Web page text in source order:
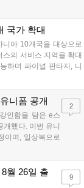
유명 코스어 7인이 캐릭
국가 확대
니아 10개국을 대상으로
의 서비스 지역을 확대
하며 파이널 판타지, 니
니다. 신상품이 순차적
니폼 공개
인함을 담은 e스
했다. 이번 유니
이며, 일상복으로
공식 홈페이지
계획이다....
2
월 26일 출
9